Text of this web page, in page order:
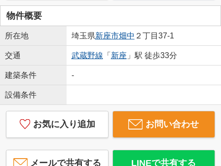
物件概要
所在地 埼玉県新座市畑中 ２丁目37-1
交通 武蔵野線 「 新座 」駅 徒歩33分
建築条件 -
設備条件
お気に入り追加 お問い合わせ
メールで共有する LINEで共有する